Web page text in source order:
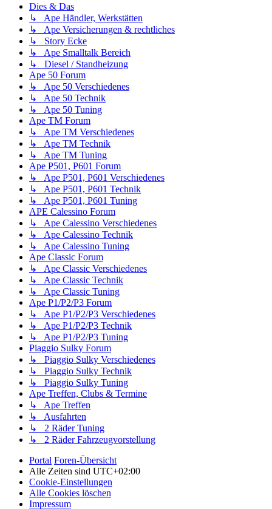
Dies & Das
↳ Ape Händler, Werkstätten
↳ Ape Versicherungen & rechtliches
↳ Story Ecke
↳ Ape Smalltalk Bereich
↳ Diesel / Standheizung
Ape 50 Forum
↳ Ape 50 Verschiedenes
↳ Ape 50 Technik
↳ Ape 50 Tuning
Ape TM Forum
↳ Ape TM Verschiedenes
↳ Ape TM Technik
↳ Ape TM Tuning
Ape P501, P601 Forum
↳ Ape P501, P601 Verschiedenes
↳ Ape P501, P601 Technik
↳ Ape P501, P601 Tuning
APE Calessino Forum
↳ Ape Calessino Verschiedenes
↳ Ape Calessino Technik
↳ Ape Calessino Tuning
Ape Classic Forum
↳ Ape Classic Verschiedenes
↳ Ape Classic Technik
↳ Ape Classic Tuning
Ape P1/P2/P3 Forum
↳ Ape P1/P2/P3 Verschiedenes
↳ Ape P1/P2/P3 Technik
↳ Ape P1/P2/P3 Tuning
Piaggio Sulky Forum
↳ Piaggio Sulky Verschiedenes
↳ Piaggio Sulky Technik
↳ Piaggio Sulky Tuning
Ape Treffen, Clubs & Termine
↳ Ape Treffen
↳ Ausfahrten
↳ 2 Räder Tuning
↳ 2 Räder Fahrzeugvorstellung
Portal Foren-Übersicht
Alle Zeiten sind UTC+02:00
Cookie-Einstellungen
Alle Cookies löschen
Impressum